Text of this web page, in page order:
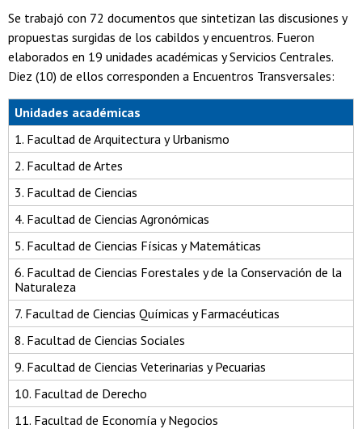
Se trabajó con 72 documentos que sintetizan las discusiones y
propuestas surgidas de los cabildos y encuentros. Fueron
elaborados en 19 unidades académicas y Servicios Centrales.
Diez (10) de ellos corresponden a Encuentros Transversales:
Unidades académicas
1. Facultad de Arquitectura y Urbanismo
2. Facultad de Artes
3. Facultad de Ciencias
4. Facultad de Ciencias Agronómicas
5. Facultad de Ciencias Físicas y Matemáticas
6. Facultad de Ciencias Forestales y de la Conservación de la
Naturaleza
7. Facultad de Ciencias Químicas y Farmacéuticas
8. Facultad de Ciencias Sociales
9. Facultad de Ciencias Veterinarias y Pecuarias
10. Facultad de Derecho
11. Facultad de Economía y Negocios